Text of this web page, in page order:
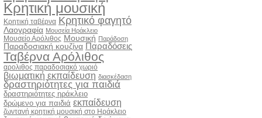
Κρητική μουσική
Κρητική ταβέρνα Κρητικό φαγητό
Λαογραφία Μουσεία Ηράκλειο
Μουσείο Αρόλιθος Μουσική Παράδοση
Παραδοσιακή κουζίνα Παραδόσεις
Ταβέρνα Αρόλιθος
αρολιθος παραδοσιακό χωριό
βιωματική εκπαίδευση διασκέδαση
δραστηριότητες για παιδιά
δραστηριότητες ηράκλειο
δρώμενο για παιδιά εκπαίδευση
ζωντανή κρητική μουσική στο Ηράκλειο